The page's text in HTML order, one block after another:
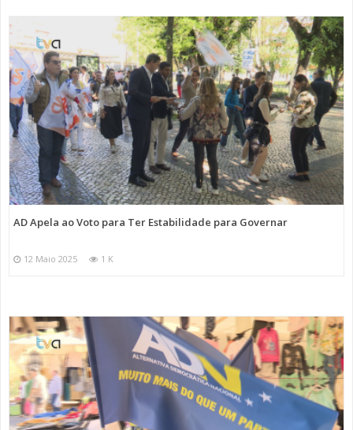
AD Apela ao Voto para Ter Estabilidade para Governar
12 Maio 2025 1 K